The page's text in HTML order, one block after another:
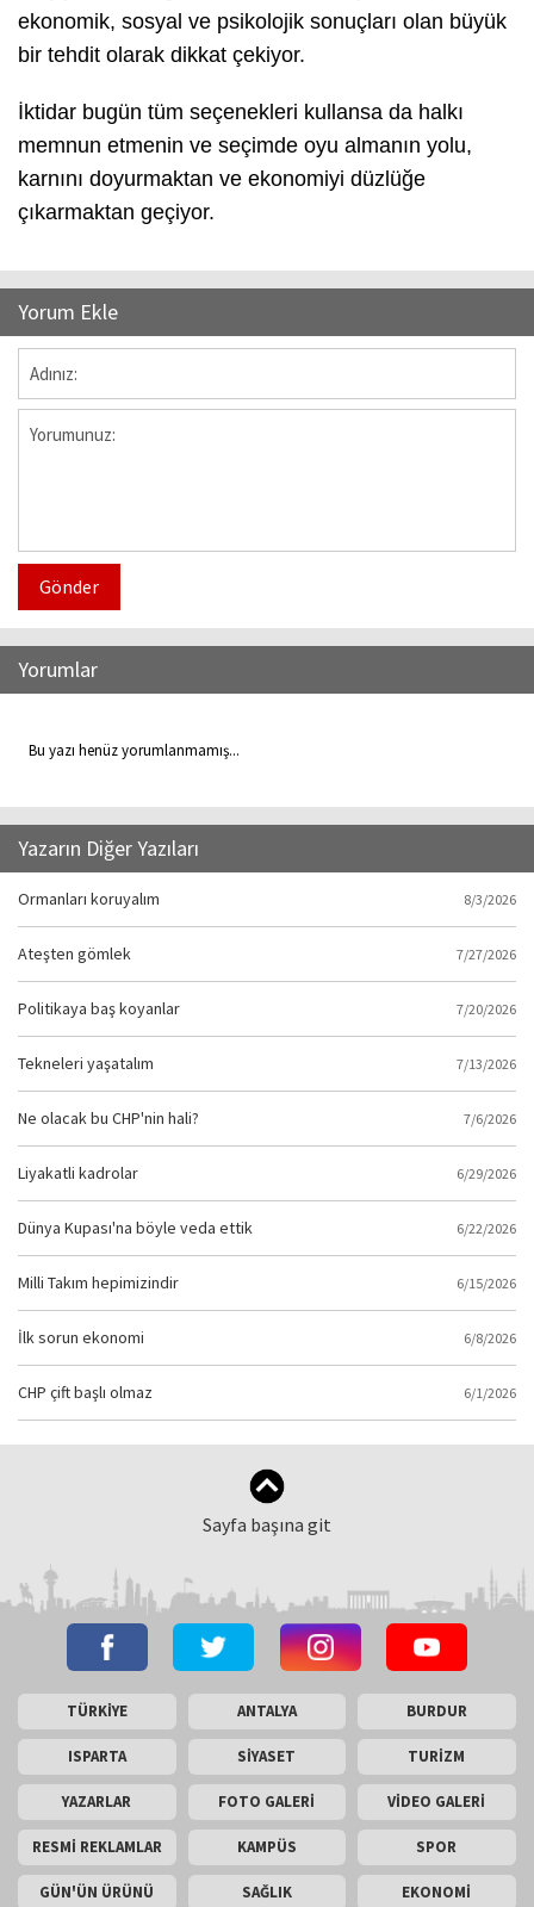
ekonomik, sosyal ve psikolojik sonuçları olan büyük
bir tehdit olarak dikkat çekiyor.
İktidar bugün tüm seçenekleri kullansa da halkı
memnun etmenin ve seçimde oyu almanın yolu,
karnını doyurmaktan ve ekonomiyi düzlüğe
çıkarmaktan geçiyor.
Yorum Ekle
Gönder
Yorumlar
Bu yazı henüz yorumlanmamış...
Yazarın Diğer Yazıları
Ormanları koruyalım 8/3/2026
Ateşten gömlek 7/27/2026
Politikaya baş koyanlar 7/20/2026
Tekneleri yaşatalım 7/13/2026
Ne olacak bu CHP'nin hali? 7/6/2026
Liyakatli kadrolar 6/29/2026
Dünya Kupası'na böyle veda ettik 6/22/2026
Milli Takım hepimizindir 6/15/2026
İlk sorun ekonomi 6/8/2026
CHP çift başlı olmaz 6/1/2026
Sayfa başına git
TÜRKİYE ANTALYA BURDUR
ISPARTA SİYASET TURİZM
YAZARLAR FOTO GALERİ VİDEO GALERİ
RESMİ REKLAMLAR KAMPÜS SPOR
GÜN'ÜN ÜRÜNÜ SAĞLIK EKONOMİ